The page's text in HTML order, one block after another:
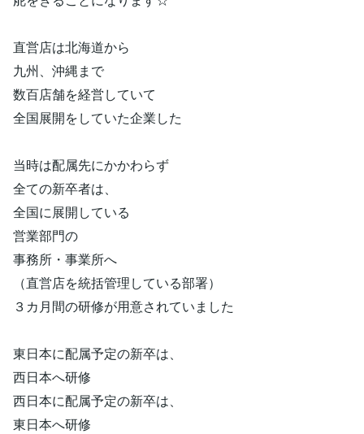
直営店は北海道から
九州、沖縄まで
数百店舗を経営していて
全国展開をしていた企業した
当時は配属先にかかわらず
全ての新卒者は、
全国に展開している
営業部門の
事務所・事業所へ
（直営店を統括管理している部署）
３カ月間の研修が用意されていました
東日本に配属予定の新卒は、
西日本へ研修
西日本に配属予定の新卒は、
東日本へ研修